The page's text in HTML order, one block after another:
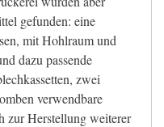
gefunden: eine
mit Hohlraum und
dazu passende
zwei
verwendbare
zur Herstellung weiterer